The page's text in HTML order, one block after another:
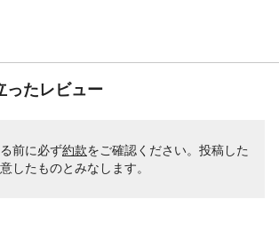
ったレビュー
前に必ず約款をご確認ください。投稿した
したものとみなします。